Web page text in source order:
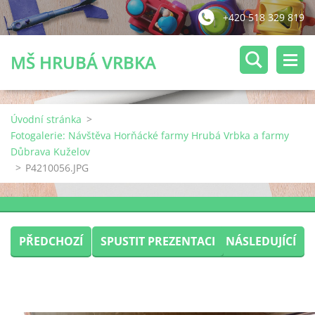
+420 518 329 819
MŠ HRUBÁ VRBKA
Úvodní stránka >
Fotogalerie: Návštěva Horňácké farmy Hrubá Vrbka a farmy
Důbrava Kuželov
> P4210056.JPG
PŘEDCHOZÍ SPUSTIT PREZENTACI NÁSLEDUJÍCÍ